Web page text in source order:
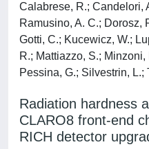
Calabrese, R.; Candelori,
Ramusino, A. C.; Dorosz,
Gotti, C.; Kucewicz, W.;
R.; Mattiazzo, S.;
Pessina, G.; Silvestrin, L.;
Radiation hardness
CLARO8 front-end
RICH detector